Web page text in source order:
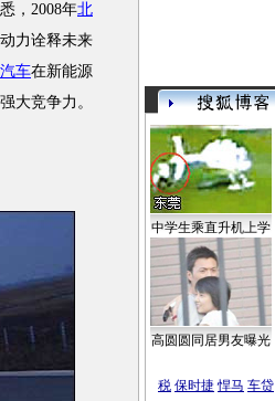
，2008年北
力诠释未来
车在新能源
大竞争力。
中学生乘直升机上学
高圆圆同居男友曝光
税 保时捷 悍马 车贷